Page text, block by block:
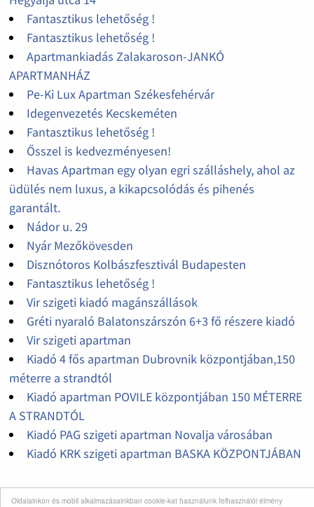
Oldalainkon és mobil alkalmazásainkban cookie-kat használunk felhasználói élmény
Fantasztikus lehetőség !
Fantasztikus lehetőség !
Apartmankiadás Zalakaroson-JANKÓ
APARTMANHÁZ
Pe-Ki Lux Apartman Székesfehérvár
Idegenvezetés Kecskeméten
Fantasztikus lehetőség !
Ősszel is kedvezményesen!
Havas Apartman egy olyan egri szálláshely, ahol az
üdülés nem luxus, a kikapcsolódás és pihenés
garantált.
Nádor u. 29
Nyár Mezőkövesden
Disznótoros Kolbászfesztivál Budapesten
Fantasztikus lehetőség !
Vir szigeti kiadó magánszállások
Gréti nyaraló Balatonszárszón 6+3 fő részere kiadó
Vir szigeti apartman
Kiadó 4 fős apartman Dubrovnik központjában,150
méterre a strandtól
Kiadó apartman POVILE központjában 150 MÉTERRE
A STRANDTÓL
Kiadó PAG szigeti apartman Novalja városában
Kiadó KRK szigeti apartman BASKA KÖZPONTJÁBAN